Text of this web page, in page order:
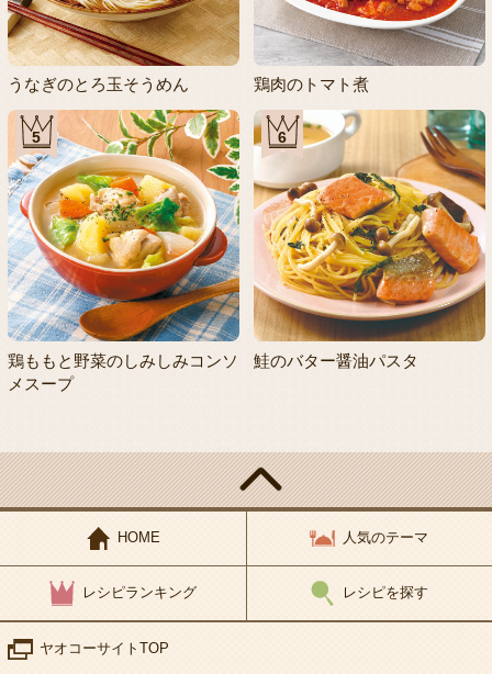
うなぎのとろ玉そうめん 鶏肉のトマト煮
5
鶏ももと野菜のしみしみコンソ
メスープ
6
鮭のバター醤油パスタ
HOME 人気のテーマ
レシピランキング レシピを探す
ヤオコーサイトTOP